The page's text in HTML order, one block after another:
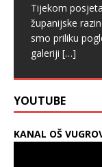
Tijekom
županijske
smo priliku
galeriji […]
YOUTUBE
KANAL OŠ